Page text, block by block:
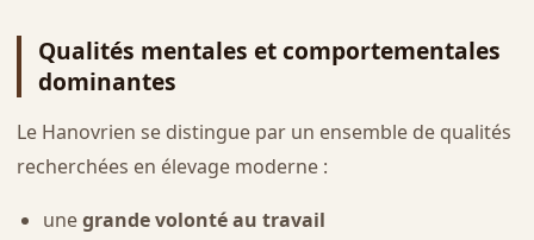
Qualités mentales et comportementales
dominantes
Le Hanovrien se distingue par un ensemble de qualités
recherchées en élevage moderne :
unegrande volonté au travail